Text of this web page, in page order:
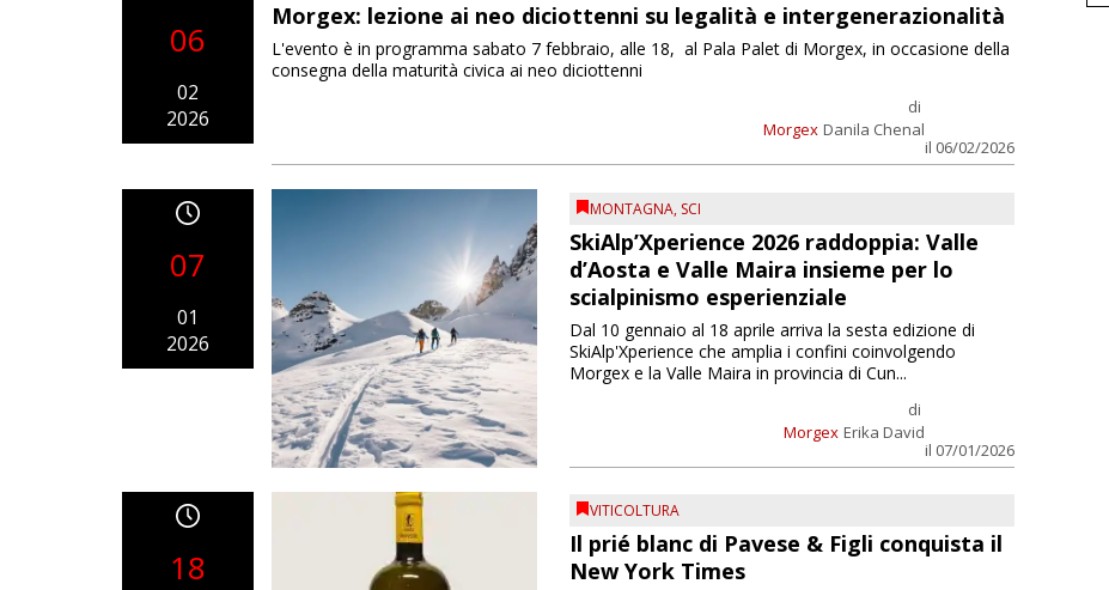
06
02
2026
Morgex: lezione ai neo diciottenni su legalità e intergenerazionalità
Morgex
di
Danila Chenal
il 06/02/2026
L'evento è in programma sabato 7 febbraio, alle 18, al Pala Palet di Morgex, in occasione della
consegna della maturità civica ai neo diciottenni
07
01
2026
MONTAGNA, SCI
SkiAlp’Xperience 2026 raddoppia: Valle
d’Aosta e Valle Maira insieme per lo
scialpinismo esperienziale
Morgex
di
Erika David
il 07/01/2026
Dal 10 gennaio al 18 aprile arriva la sesta edizione di
SkiAlp'Xperience che amplia i confini coinvolgendo
Morgex e la Valle Maira in provincia di Cun...
18
VITICOLTURA
Il prié blanc di Pavese & Figli conquista il
New York Times